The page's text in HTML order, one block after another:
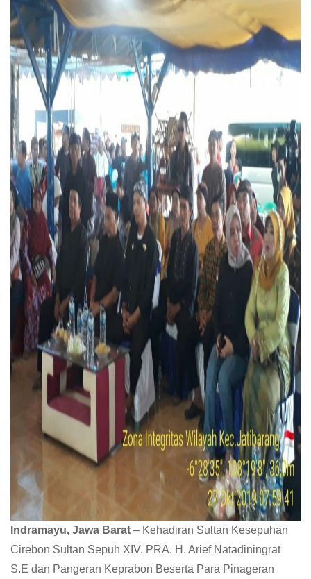
Indramayu, Jawa Barat – Kehadiran Sultan Kesepuhan
Cirebon Sultan Sepuh XIV. PRA. H. Arief Natadiningrat
S.E dan Pangeran Keprabon Beserta Para Pinageran